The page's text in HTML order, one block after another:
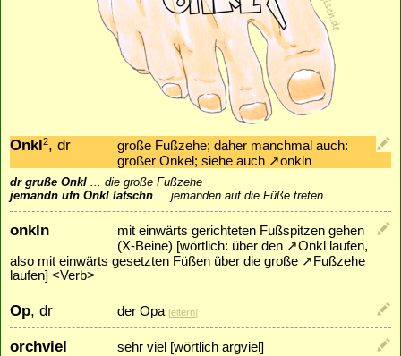
Onkl2, dr
große Fußzehe; daher manchmal auch:
großer Onkel; siehe auch ↗onkln
dr gruße Onkl
die große Fußzehe
jemandn ufn Onkl latschn
jemanden auf die Füße treten
onkln
mit einwärts gerichteten Fußspitzen gehen
(X-Beine) [wörtlich: über den ↗Onkl laufen,
also mit einwärts gesetzten Füßen über die große ↗Fußzehe
laufen] <Verb>
Op, dr der Opa [eltern]
orchviel sehr viel [wörtlich argviel]